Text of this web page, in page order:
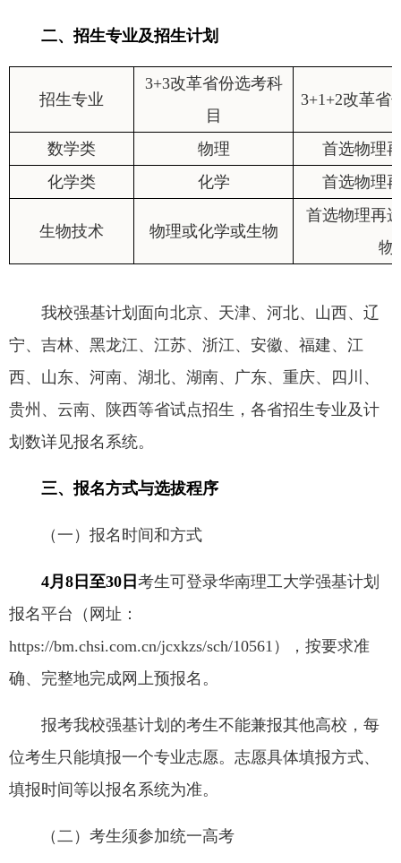
二、招生专业及招生计划
招生专业
3+3改革省份选考科
目
3+1+2改革省
数学类 物理
首选物理
化学类
化学 首选物理
生物技术 物理或化学或生物
首选物理再
物
我校强基计划面向北京、天津、河北、山西、辽
宁、吉林、黑龙江、江苏、浙江、安徽、福建、江
西、山东、河南、湖北、湖南、广东、重庆、四川、
贵州、云南、陕西等省试点招生，各省招生专业及计
划数详见报名系统。
三、报名方式与选拔程序
（一）报名时间和方式
4月8日至30日 考生可登录华南理工大学强基计划
报名平台（网址：
https://bm.chsi.com.cn/jcxkzs/sch/10561），按要求准
确、完整地完成网上预报名。
报考我校强基计划的考生不能兼报其他高校，每
位考生只能填报一个专业志愿。志愿具体填报方式、
填报时间等以报名系统为准。
（二）考生须参加统一高考